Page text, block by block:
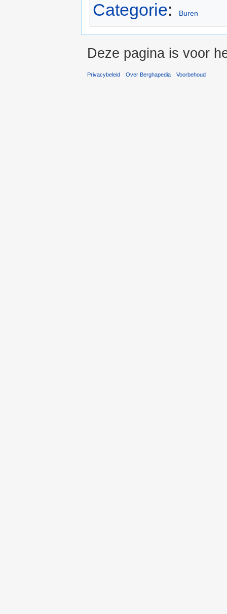
Categorie: Buren
Deze pagina is voor
Privacybeleid Over Berghapedia Voorbehoud